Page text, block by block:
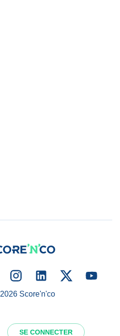
SE CONNECTER
2026Score'n'co